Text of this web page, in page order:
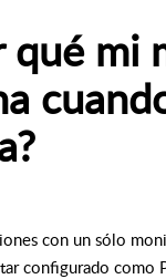
qué
con un sólo
configurado como